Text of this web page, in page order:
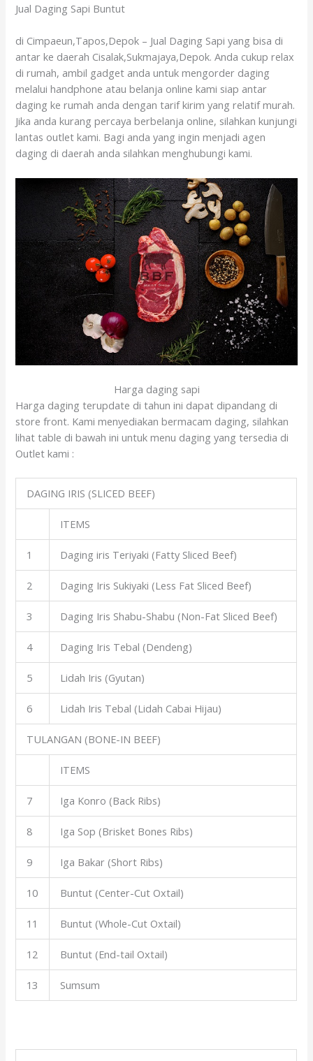
Jual Daging Sapi Buntut
di Cimpaeun,Tapos,Depok – Jual Daging Sapi yang bisa di
antar ke daerah Cisalak,Sukmajaya,Depok. Anda cukup relax
di rumah, ambil gadget anda untuk mengorder daging
melalui handphone atau belanja online kami siap antar
daging ke rumah anda dengan tarif kirim yang relatif murah.
Jika anda kurang percaya berbelanja online, silahkan kunjungi
lantas outlet kami. Bagi anda yang ingin menjadi agen
daging di daerah anda silahkan menghubungi kami.
Harga daging sapi
Harga daging terupdate di tahun ini dapat dipandang di
store front. Kami menyediakan bermacam daging, silahkan
lihat table di bawah ini untuk menu daging yang tersedia di
Outlet kami :
DAGING IRIS (SLICED BEEF)
ITEMS
1 Daging iris Teriyaki (Fatty Sliced Beef)
2 Daging Iris Sukiyaki (Less Fat Sliced Beef)
3 Daging Iris Shabu-Shabu (Non-Fat Sliced Beef)
4 Daging Iris Tebal (Dendeng)
5 Lidah Iris (Gyutan)
6 Lidah Iris Tebal (Lidah Cabai Hijau)
TULANGAN (BONE-IN BEEF)
ITEMS
7 Iga Konro (Back Ribs)
8 Iga Sop (Brisket Bones Ribs)
9 Iga Bakar (Short Ribs)
10 Buntut (Center-Cut Oxtail)
11 Buntut (Whole-Cut Oxtail)
12 Buntut (End-tail Oxtail)
13 Sumsum